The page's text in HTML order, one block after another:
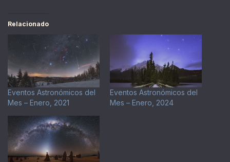
Relacionado
Eventos Astronómicos del
Mes – Enero, 2021
Eventos Astronómicos del
Mes – Enero, 2024